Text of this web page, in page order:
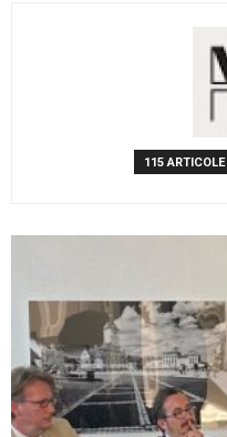
115 ARTICOLE